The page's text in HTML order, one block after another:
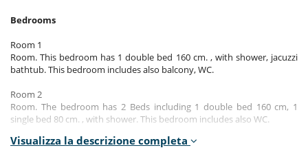
Bedrooms
Room 1
Room. This bedroom has 1 double bed 160 cm. , with shower, jacuzzi
bathtub. This bedroom includes also balcony, WC.
Room 2
Room. The bedroom has 2 Beds including 1 double bed 160 cm, 1
single bed 80 cm. , with shower. This bedroom includes also WC.
Room 3
Visualizza la descrizione completa